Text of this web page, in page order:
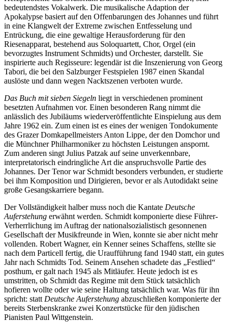
bedeutendstes Vokalwerk. Die musikalische Adaption der
Apokalypse basiert auf den Offenbarungen des Johannes und führt
in eine Klangwelt der Extreme zwischen Entfesselung und
Entrückung, die eine gewaltige Herausforderung für den
Riesenapparat, bestehend aus Soloquartett, Chor, Orgel (ein
bevorzugtes Instrument Schmidts) und Orchester, darstellt. Sie
inspirierte auch Regisseure: legendär ist die Inszenierung von Georg
Tabori, die bei den Salzburger Festspielen 1987 einen Skandal
auslöste und dann wegen Nacktszenen verboten wurde.
Das Buch mit sieben Siegeln liegt in verschiedenen prominent
besetzten Aufnahmen vor. Einen besonderen Rang nimmt die
anlässlich des Jubiläums wiederveröffentlichte Einspielung aus dem
Jahre 1962 ein. Zum einen ist es eines der wenigen Tondokumente
des Grazer Domkapellmeisters Anton Lippe, der den Domchor und
die Münchner Philharmoniker zu höchsten Leistungen anspornt.
Zum anderen singt Julius Patzak auf seine unverkennbare,
interpretatorisch eindringliche Art die anspruchsvolle Partie des
Johannes. Der Tenor war Schmidt besonders verbunden, er studierte
bei ihm Komposition und Dirigieren, bevor er als Autodidakt seine
große Gesangskarriere begann.
Der Vollständigkeit halber muss noch die Kantate Deutsche
Auferstehung erwähnt werden. Schmidt komponierte diese Führer-
Verherrlichung im Auftrag der nationalsozialistisch gesonnenen
Gesellschaft der Musikfreunde in Wien, konnte sie aber nicht mehr
vollenden. Robert Wagner, ein Kenner seines Schaffens, stellte sie
nach dem Particell fertig, die Uraufführung fand 1940 statt, ein gutes
Jahr nach Schmidts Tod. Seinem Ansehen schadete das „Festlied“
posthum, er galt nach 1945 als Mitläufer. Heute jedoch ist es
umstritten, ob Schmidt das Regime mit dem Stück tatsächlich
hofieren wollte oder wie seine Haltung tatsächlich war. Was für ihn
spricht: statt Deutsche Auferstehung abzuschließen komponierte der
bereits Sterbenskranke zwei Konzertstücke für den jüdischen
Pianisten Paul Wittgenstein.